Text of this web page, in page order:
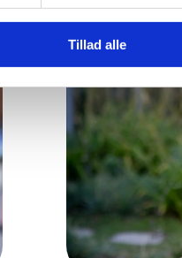
Tillad alle